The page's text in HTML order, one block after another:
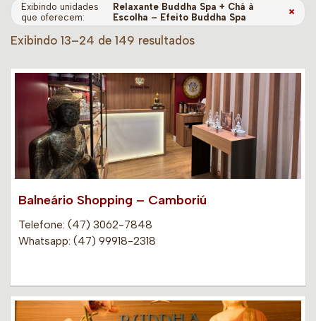
Exibindo unidades
que oferecem:
Relaxante Buddha Spa + Chá à
Escolha – Efeito Buddha Spa
×
Exibindo 13–24 de 149 resultados
Balneário Shopping – Camboriú
Telefone: (47) 3062-7848
Whatsapp: (47) 99918-2318